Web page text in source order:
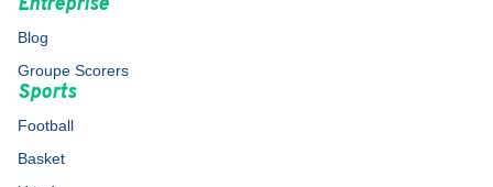
Entreprise
Blog
Groupe Scorers
Sports
Football
Basket